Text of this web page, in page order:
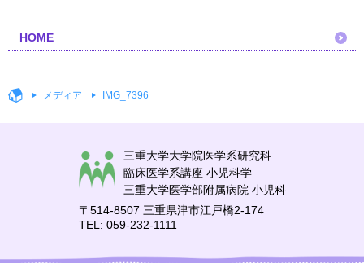
HOME
メディア IMG_7396
三重大学大学院医学系研究科
臨床医学系講座 小児科学
三重大学医学部附属病院 小児科
〒514-8507 三重県津市江戸橋2-174
TEL: 059-232-1111